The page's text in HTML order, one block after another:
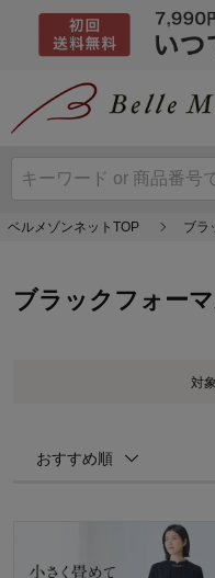
ベルメゾンネットTOP ブラ
ブラックフォー
対
おすすめ順